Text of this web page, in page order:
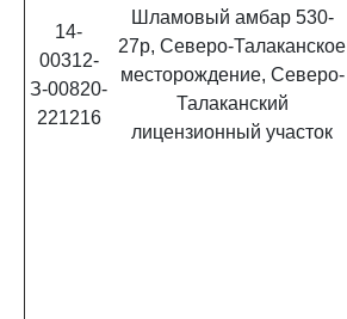
14-
00312-
З-00820-
221216
Шламовый амбар 530-
27р, Северо-Талаканское
месторождение, Северо-
Талаканский
лицензионный участок